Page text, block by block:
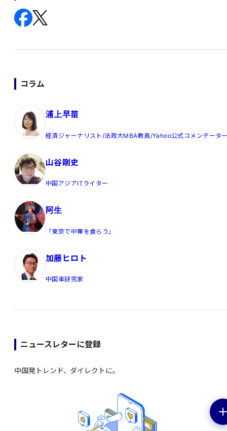
コラム
浦上早苗
経済ジャーナリスト/法政大MBA教員/Yahoo公式コメンテータ
山谷剛史
中国アジアITライター
阿生
「東京で中華を食らう」
加藤ヒロト
中国車研究家
ニュースレターに登録
中国発トレンド、ダイレクトに。